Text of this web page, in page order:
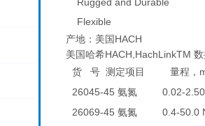
Flexible
产地：美国HACH
美国哈希HACH,HachLinkTM
货 号 测定项目 量程，
26045-45 氨氮 0.02-2.50
26069-45 氨氮 0.4-50.0